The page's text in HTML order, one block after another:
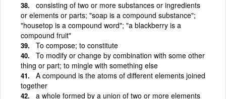
consisting of two or more substances or ingredients
or elements or parts; "soap is a compound substance";
"housetop is a compound word"; "a blackberry is a
compound fruit"
To compose; to constitute
To modify or change by combination with some other
thing or part; to mingle with something else
A compound is the atoms of different elements joined
together
a whole formed by a union of two or more elements